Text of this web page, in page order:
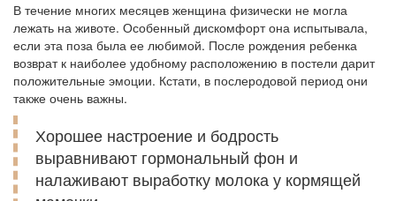
В течение многих месяцев женщина физически не могла
лежать на животе. Особенный дискомфорт она испытывала,
если эта поза была ее любимой. После рождения ребенка
возврат к наиболее удобному расположению в постели дарит
положительные эмоции. Кстати, в послеродовой период они
также очень важны.
Хорошее настроение и бодрость
выравнивают гормональный фон и
налаживают выработку молока у кормящей